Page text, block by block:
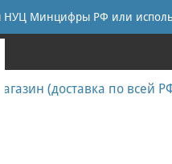
НУЦ Минцифры РФ или
(доставка по всей